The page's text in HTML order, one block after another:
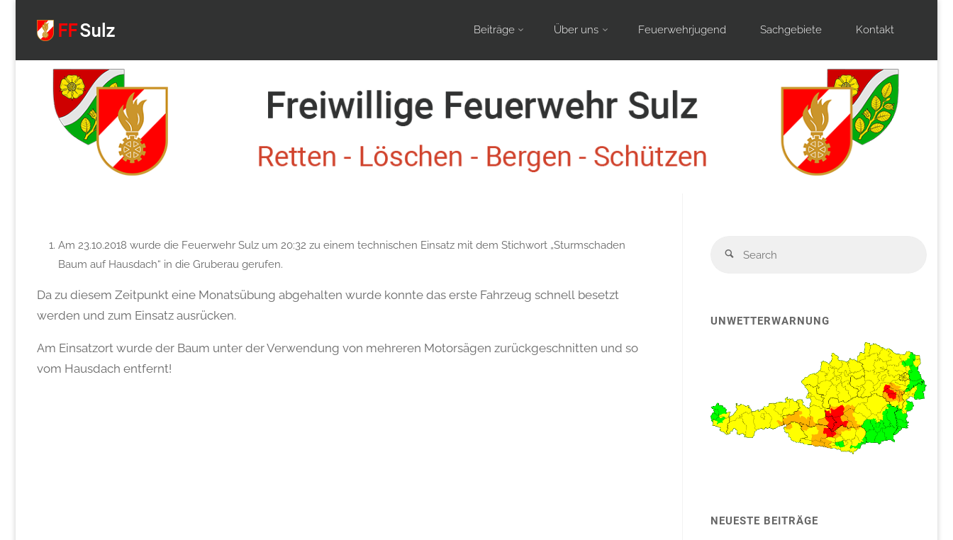
Beiträge Über uns Feuerwehrjugend Sachgebiete Kontakt
Am 23.10.2018 wurde die Feuerwehr Sulz um 20:32 zu einem technischen Einsatz mit dem Stichwort „Sturmschaden
Baum auf Hausdach“ in die Gruberau gerufen.
Da zu diesem Zeitpunkt eine Monatsübung abgehalten wurde konnte das erste Fahrzeug schnell besetzt
werden und zum Einsatz ausrücken.
Am Einsatzort wurde der Baum unter der Verwendung von mehreren Motorsägen zurückgeschnitten und so
vom Hausdach entfernt!
Search
UNWETTERWARNUNG
NEUESTE BEITRÄGE